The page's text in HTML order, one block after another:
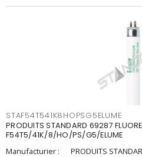
STAF54T541K8HOPSG5ELUME
PRODUITS STANDARD 69287
F54T5/41K/8/HO/PS/G5/ELUME
Manufacturier :
PRODUITS